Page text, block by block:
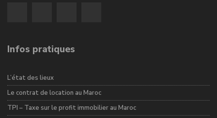
Infos pratiques
L’état des lieux
Le contrat de location au Maroc
TPI – Taxe sur le profit immobilier au Maroc